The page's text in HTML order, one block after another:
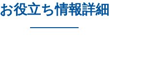
個人情報保護方針
お役立ち情報詳細